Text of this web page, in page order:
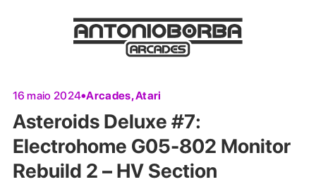
16 maio 2024 Arcades,Atari
Asteroids Deluxe #7:
Electrohome G05-802 Monitor
Rebuild 2 – HV Section